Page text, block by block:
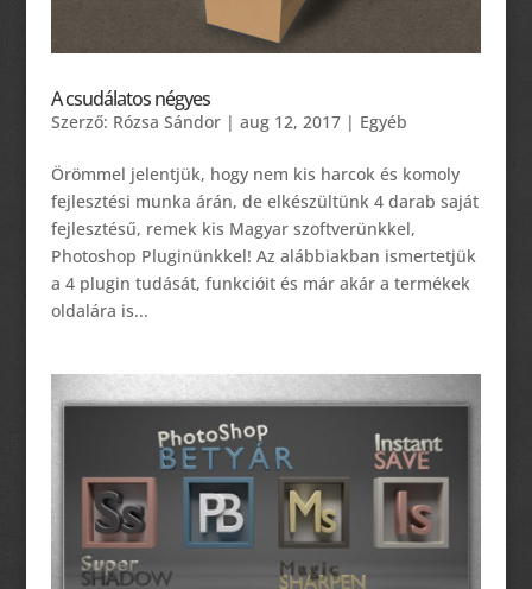
A csudálatos négyes
Szerző: Rózsa Sándor| aug 12, 2017| Egyéb
Örömmel jelentjük, hogy nem kis harcok és komoly
fejlesztési munka árán, de elkészültünk 4 darab saját
fejlesztésű, remek kis Magyar szoftverünkkel,
Photoshop Pluginünkkel! Az alábbiakban ismertetjük
a 4 plugin tudását, funkcióit és már akár a termékek
oldalára is...